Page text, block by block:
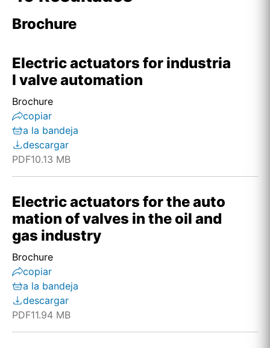
Brochure
Electric actuators for industria
l valve automation
Brochure
copiar
a la bandeja
descargar
PDF10.13 MB
Electric actuators for the auto
mation of valves in the oil and
gas industry
Brochure
copiar
a la bandeja
descargar
PDF11.94 MB